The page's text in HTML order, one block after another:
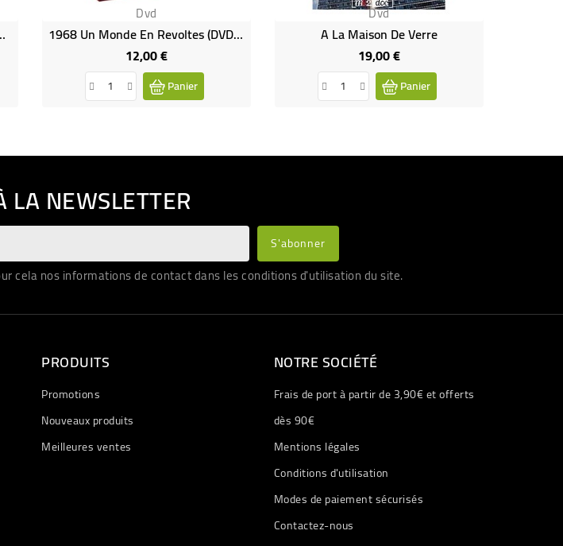
Et L'amitié Sociale
Dvd
1968 Un Monde En Revoltes (DVD Occasion)
12,00 €Prix
Panier
Dvd
A La Maison De Verre
19,00 €Prix
Panier
LA NEWSLETTER
cela nos informations de contact dans les conditions d'utilisation du site.
PRODUITS
Promotions
Nouveaux produits
Meilleures ventes
NOTRE SOCIÉTÉ
Frais de port à partir de 3,90€ et offerts
dès 90€
Mentions légales
Conditions d'utilisation
Modes de paiement sécurisés
Contactez-nous